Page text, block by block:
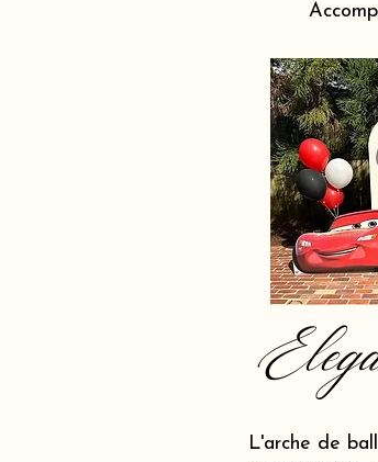
L'arche de